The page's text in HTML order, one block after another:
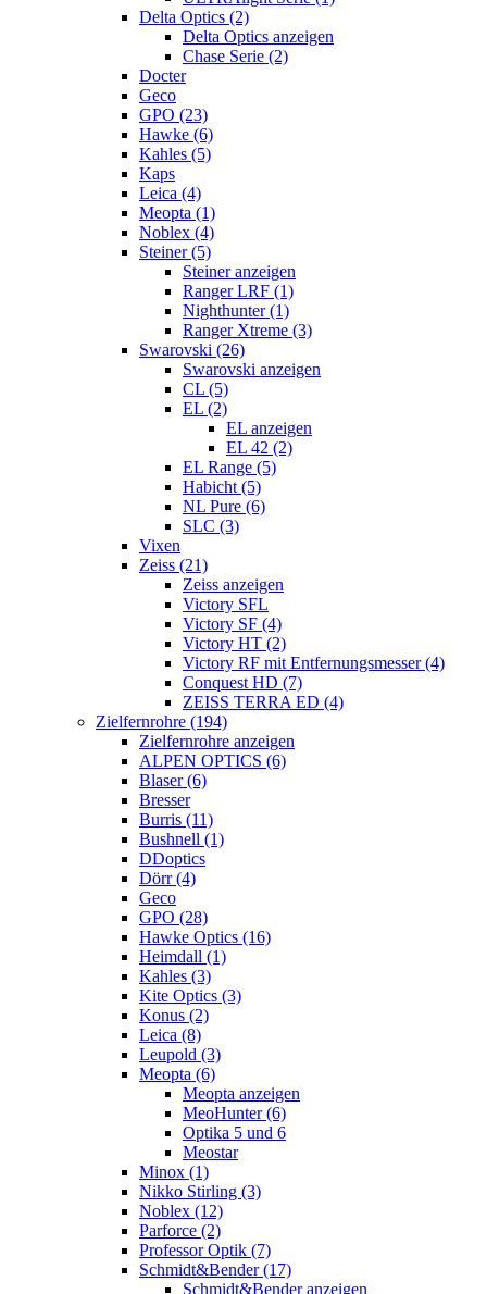
Delta Optics (2)
Delta Optics anzeigen
Chase Serie (2)
Docter
Geco
GPO (23)
Hawke (6)
Kahles (5)
Kaps
Leica (4)
Meopta (1)
Noblex (4)
Steiner (5)
Steiner anzeigen
Ranger LRF (1)
Nighthunter (1)
Ranger Xtreme (3)
Swarovski (26)
Swarovski anzeigen
CL (5)
EL (2)
EL anzeigen
EL 42 (2)
EL Range (5)
Habicht (5)
NL Pure (6)
SLC (3)
Vixen
Zeiss (21)
Zeiss anzeigen
Victory SFL
Victory SF (4)
Victory HT (2)
Victory RF mit Entfernungsmesser (4)
Conquest HD (7)
ZEISS TERRA ED (4)
Zielfernrohre (194)
Zielfernrohre anzeigen
ALPEN OPTICS (6)
Blaser (6)
Bresser
Burris (11)
Bushnell (1)
DDoptics
Dörr (4)
Geco
GPO (28)
Hawke Optics (16)
Heimdall (1)
Kahles (3)
Kite Optics (3)
Konus (2)
Leica (8)
Leupold (3)
Meopta (6)
Meopta anzeigen
MeoHunter (6)
Optika 5 und 6
Meostar
Minox (1)
Nikko Stirling (3)
Noblex (12)
Parforce (2)
Professor Optik (7)
Schmidt&Bender (17)
Schmidt&Bender anzeigen